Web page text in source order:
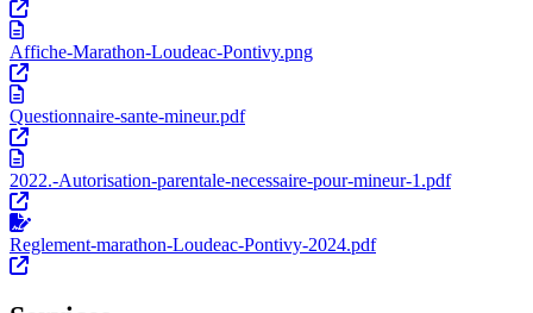
Affiche-Marathon-Loudeac-Pontivy.png
Questionnaire-sante-mineur.pdf
2022.-Autorisation-parentale-necessaire-pour-mineur-1.pdf
Reglement-marathon-Loudeac-Pontivy-2024.pdf